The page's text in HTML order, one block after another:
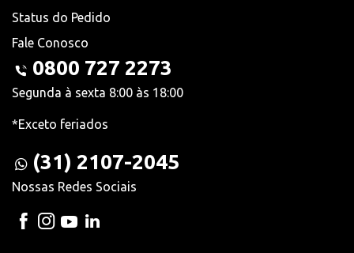
Status do Pedido
Fale Conosco
0800 727 2273
Segunda à sexta 8:00 às 18:00
*Exceto feriados
(31) 2107-2045
Nossas Redes Sociais